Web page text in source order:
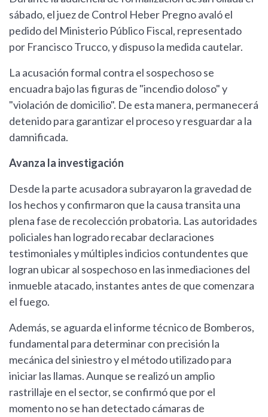
sábado, el juez de Control Heber Pregno avaló el
pedido del Ministerio Público Fiscal, representado
por Francisco Trucco, y dispuso la medida cautelar.
La acusación formal contra el sospechoso se
encuadra bajo las figuras de "incendio doloso" y
"violación de domicilio". De esta manera, permanecerá
detenido para garantizar el proceso y resguardar a la
damnificada.
Avanza la investigación
Desde la parte acusadora subrayaron la gravedad de
los hechos y confirmaron que la causa transita una
plena fase de recolección probatoria. Las autoridades
policiales han logrado recabar declaraciones
testimoniales y múltiples indicios contundentes que
logran ubicar al sospechoso en las inmediaciones del
inmueble atacado, instantes antes de que comenzara
el fuego.
Además, se aguarda el informe técnico de Bomberos,
fundamental para determinar con precisión la
mecánica del siniestro y el método utilizado para
iniciar las llamas. Aunque se realizó un amplio
rastrillaje en el sector, se confirmó que por el
momento no se han detectado cámaras de